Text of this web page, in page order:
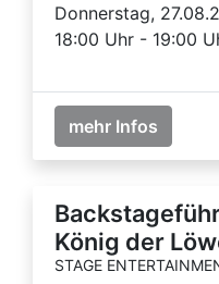
Donnerstag,
18:00 Uhr - 19:00
mehr Infos
König der
STAGE